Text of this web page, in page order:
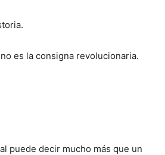
es la consigna revolucionaria.
puede decir mucho más que un